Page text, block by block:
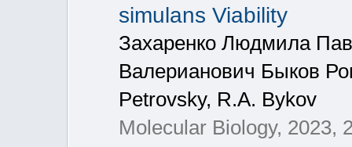
simulans Viability
Захаренко Людмила
Валерианович Быков
Petrovsky, R.A. Bykov
Molecular Biology, 2023,